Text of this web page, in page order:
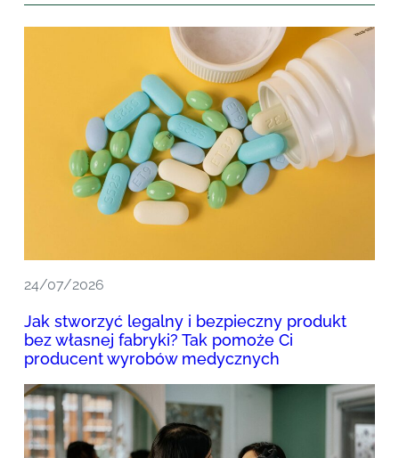
24/07/2026
Jak stworzyć legalny i bezpieczny produkt
bez własnej fabryki? Tak pomoże Ci
producent wyrobów medycznych